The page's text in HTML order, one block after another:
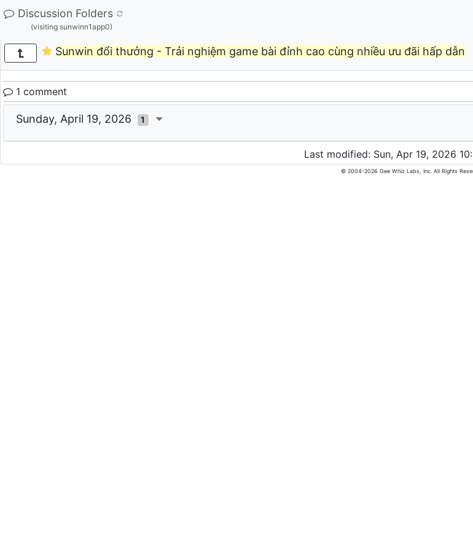
Discussion Folders
(visiting sunwinn1app0)
Sunwin đổi thưởng - Trải nghiệm game bài đỉnh cao cùng nhiều ưu đãi hấp dẫn
1 comment
Sunday, April 19, 2026 1
Last modified: Sun, Apr 19, 2026
© 2004-2026 Gee Whiz Labs, Inc. All Rights